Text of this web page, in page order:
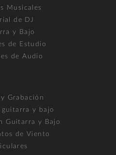
Musicales
de DJ
y Bajo
de Estudio
de Audio
Grabación
guitarra y bajo
Guitarra y Bajo
de Viento